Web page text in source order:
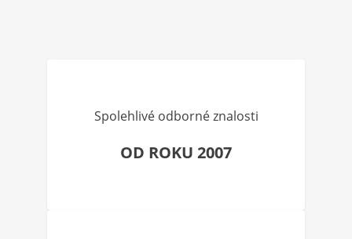
Spolehlivé odborné znalosti
OD ROKU 2007